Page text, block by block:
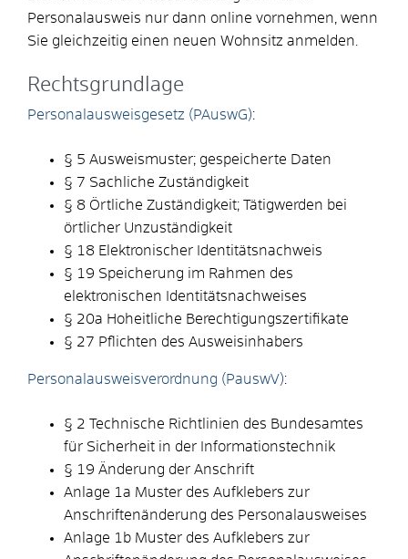
Personalausweis nur dann online vornehmen, wenn
Sie gleichzeitig einen neuen Wohnsitz anmelden.
Rechtsgrundlage
Personalausweisgesetz (PAuswG):
§ 5 Ausweismuster; gespeicherte Daten
§ 7 Sachliche Zuständigkeit
§ 8 Örtliche Zuständigkeit; Tätigwerden bei
örtlicher Unzuständigkeit
§ 18 Elektronischer Identitätsnachweis
§ 19 Speicherung im Rahmen des
elektronischen Identitätsnachweises
§ 20a Hoheitliche Berechtigungszertifikate
§ 27 Pflichten des Ausweisinhabers
Personalausweisverordnung (PauswV):
§ 2 Technische Richtlinien des Bundesamtes
für Sicherheit in der Informationstechnik
§ 19 Änderung der Anschrift
Anlage 1a Muster des Aufklebers zur
Anschriftenänderung des Personalausweises
Anlage 1b Muster des Aufklebers zur